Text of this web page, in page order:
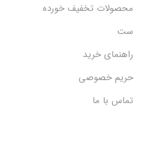
محصولات تخفیف خورده
ست
راهنمای خرید
حریم خصوصی
تماس با ما